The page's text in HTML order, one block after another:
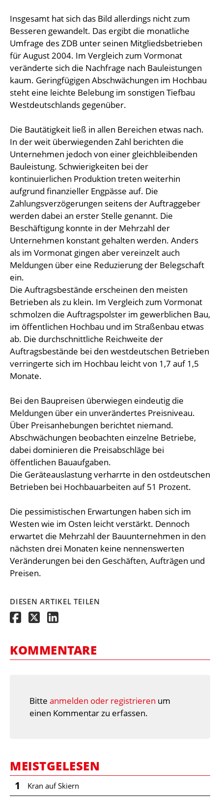
Insgesamt hat sich das Bild allerdings nicht zum
Besseren gewandelt. Das ergibt die monatliche
Umfrage des ZDB unter seinen Mitgliedsbetrieben
für August 2004. Im Vergleich zum Vormonat
veränderte sich die Nachfrage nach Bauleistungen
kaum. Geringfügigen Abschwächungen im Hochbau
steht eine leichte Belebung im sonstigen Tiefbau
Westdeutschlands gegenüber.
Die Bautätigkeit ließ in allen Bereichen etwas nach.
In der weit überwiegenden Zahl berichten die
Unternehmen jedoch von einer gleichbleibenden
Bauleistung. Schwierigkeiten bei der
kontinuierlichen Produktion treten weiterhin
aufgrund finanzieller Engpässe auf. Die
Zahlungsverzögerungen seitens der Auftraggeber
werden dabei an erster Stelle genannt. Die
Beschäftigung konnte in der Mehrzahl der
Unternehmen konstant gehalten werden. Anders
als im Vormonat gingen aber vereinzelt auch
Meldungen über eine Reduzierung der Belegschaft
ein.
Die Auftragsbestände erscheinen den meisten
Betrieben als zu klein. Im Vergleich zum Vormonat
schmolzen die Auftragspolster im gewerblichen Bau,
im öffentlichen Hochbau und im Straßenbau etwas
ab. Die durchschnittliche Reichweite der
Auftragsbestände bei den westdeutschen Betrieben
verringerte sich im Hochbau leicht von 1,7 auf 1,5
Monate.
Bei den Baupreisen überwiegen eindeutig die
Meldungen über ein unverändertes Preisniveau.
Über Preisanhebungen berichtet niemand.
Abschwächungen beobachten einzelne Betriebe,
dabei dominieren die Preisabschläge bei
öffentlichen Bauaufgaben.
Die Geräteauslastung verharrte in den ostdeutschen
Betrieben bei Hochbauarbeiten auf 51 Prozent.
Die pessimistischen Erwartungen haben sich im
Westen wie im Osten leicht verstärkt. Dennoch
erwartet die Mehrzahl der Bauunternehmen in den
nächsten drei Monaten keine nennenswerten
Veränderungen bei den Geschäften, Aufträgen und
Preisen.
DIESEN ARTIKEL TEILEN
KOMMENTARE
Bitte anmelden oder registrieren um
einen Kommentar zu erfassen.
MEISTGELESEN
1 Kran auf Skiern